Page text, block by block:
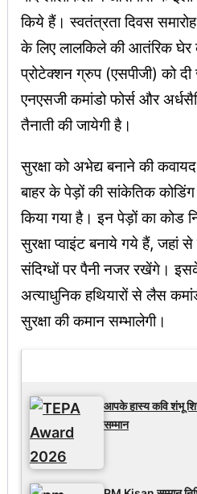
किये हैं। स्वतंत्रता दिवस
के लिए लालकिले की आतंरिक घेर
प्रोटेक्शन ग्रुप (एसपीजी) को
एनएसजी कमांडो फोर्स और
तैनाती की जायेगी है।
सुरक्षा को अभेद्य बनाने की
बाहर के पेड़ों की सांकेतिक कोडिंग
किया गया है। इन पेड़ों का कोड
सुरक्षा प्वाइंट बनाये गये हैं, जहां
संदिग्धों पर पैनी नजर रखेंगे।
अत्याधुनिक हथियारों से लैस
सुरक्षा की कमान सम्भालेगी।
आपके हास्य कवि शंभू
सम्मान